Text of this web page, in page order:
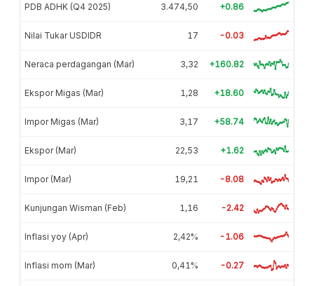
PDB ADHK (Q4 2025) 3.474,50 +0.86
Nilai Tukar USDIDR 17 -0.03
Neraca perdagangan (Mar) 3,32 +160.82
Ekspor Migas (Mar) 1,28 +18.60
Impor Migas (Mar) 3,17 +58.74
Ekspor (Mar) 22,53 +1.62
Impor (Mar) 19,21 -8.08
Kunjungan Wisman (Feb) 1,16 -2.42
Inflasi yoy (Apr) 2,42% -1.06
Inflasi mom (Mar) 0,41% -0.27